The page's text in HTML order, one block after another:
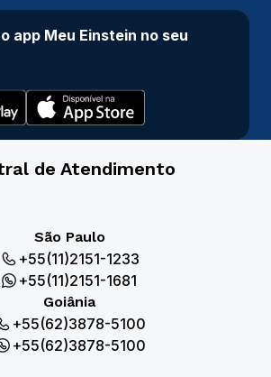
app Meu Einstein no seu
de Atendimento
São Paulo
+55(11)2151-1233
+55(11)2151-1681
Goiânia
+55(62)3878-5100
+55(62)3878-5100